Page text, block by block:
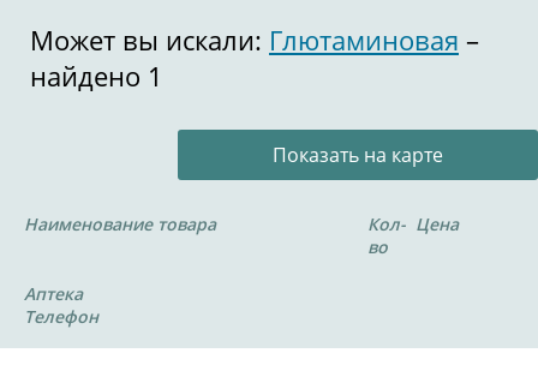
Может вы искали: Глютаминовая –
найдено 1
Показать на карте
Наименование товара
Кол-
во
Цена
Аптека
Телефон